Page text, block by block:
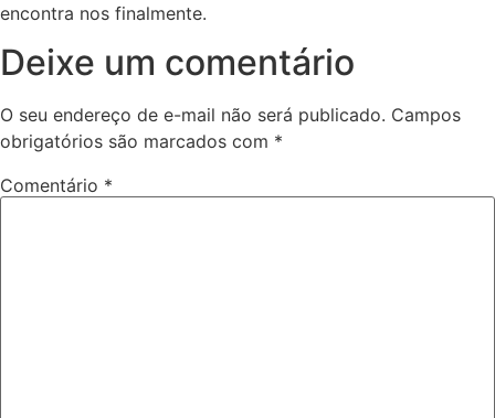
encontra nos finalmente.
Deixe um comentário
O seu endereço de e-mail não será publicado. Campos
obrigatórios são marcados com *
Comentário *